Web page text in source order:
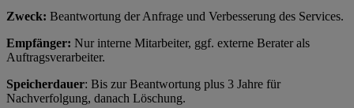
Zweck: Beantwortung der Anfrage und Verbesserung des Services.
Empfänger: Nur interne Mitarbeiter, ggf. externe Berater als
Auftragsverarbeiter.
Speicherdauer: Bis zur Beantwortung plus 3 Jahre für
Nachverfolgung, danach Löschung.